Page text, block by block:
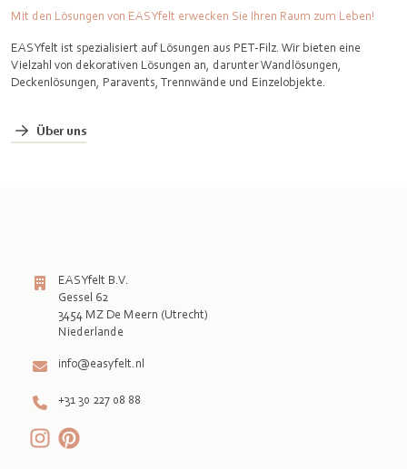
Mit den Lösungen von EASYfelt erwecken Sie Ihren Raum zum Leben!
EASYfelt ist spezialisiert auf Lösungen aus PET-Filz. Wir bieten eine
Vielzahl von dekorativen Lösungen an, darunter Wandlösungen,
Deckenlösungen, Paravents, Trennwände und Einzelobjekte.
Über uns
EASYfelt B.V.
Gessel 62
3454 MZ De Meern (Utrecht)
info@easyfelt.nl
+31 30 227 08 88